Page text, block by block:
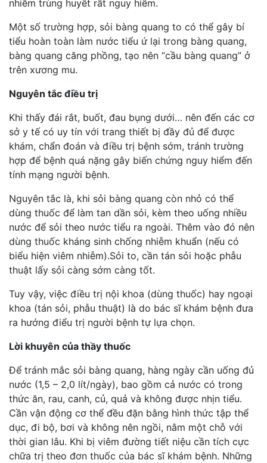
nhiễm trùng huyết rất nguy hiểm.
Một số trường hợp, sỏi bàng quang to có thể gây bí
tiểu hoàn toàn làm nước tiểu ứ lại trong bàng quang,
bàng quang căng phồng, tạo nên “cầu bàng quang” ở
trên xương mu.
Nguyên tắc điều trị
Khi thấy đái rắt, buốt, đau bụng dưới… nên đến các cơ
sở y tế có uy tín với trang thiết bị đầy đủ để được
khám, chẩn đoán và điều trị bệnh sớm, tránh trường
hợp để bệnh quá nặng gây biến chứng nguy hiểm đến
tính mạng người bệnh.
Nguyên tắc là, khi sỏi bàng quang còn nhỏ có thể
dùng thuốc để làm tan dần sỏi, kèm theo uống nhiều
nước để sỏi theo nước tiểu ra ngoài. Thêm vào đó nên
dùng thuốc kháng sinh chống nhiễm khuẩn (nếu có
biểu hiện viêm nhiễm).Sỏi to, cần tán sỏi hoặc phẫu
thuật lấy sỏi càng sớm càng tốt.
Tuy vậy, việc điều trị nội khoa (dùng thuốc) hay ngoại
khoa (tán sỏi, phẫu thuật) là do bác sĩ khám bệnh đưa
ra hướng điểu trị người bệnh tự lựa chọn.
Lời khuyên của thầy thuốc
Để tránh mắc sỏi bàng quang, hàng ngày cần uống đủ
nước (1,5 – 2,0 lít/ngày), bao gồm cả nước có trong
thức ăn, rau, canh, củ, quả và không được nhịn tiểu.
Cần vận động cơ thể đều đặn bằng hình thức tập thể
dục, đi bộ, bơi và không nên ngồi, nằm một chỗ với
thời gian lâu. Khi bị viêm đường tiết niệu cần tích cực
chữa trị theo đơn thuốc của bác sĩ khám bệnh. Những